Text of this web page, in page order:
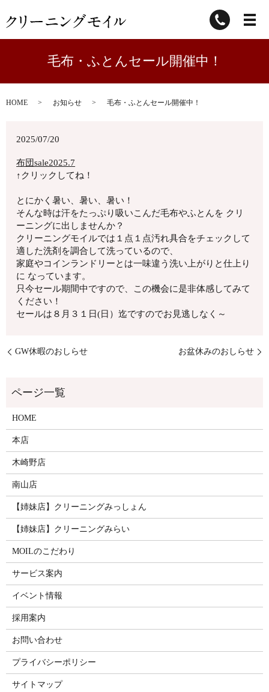
毛布・ふとんセール開催中！
HOME お知らせ 毛布・ふとんセール開催中！
2025/07/20
布団sale2025.7
↑クリックしてね！
とにかく暑い、暑い、暑い！
そんな時は汗をたっぷり吸いこんだ毛布やふとんを クリ
ーニングに出しませんか？
クリーニングモイルでは１点１点汚れ具合をチェックして
適した洗剤を調合して洗っているので、
家庭やコインランドリーとは一味違う洗い上がりと仕上り
に なっています。
只今セール期間中ですので、この機会に是非体感してみて
ください！
セールは８月３１日(日）迄ですのでお見逃しなく～
GW休暇のおしらせ お盆休みのおしらせ
HOME
本店
木崎野店
南山店
【姉妹店】クリーニングみっしょん
【姉妹店】クリーニングみらい
MOILのこだわり
サービス案内
イベント情報
採用案内
お問い合わせ
プライバシーポリシー
サイトマップ